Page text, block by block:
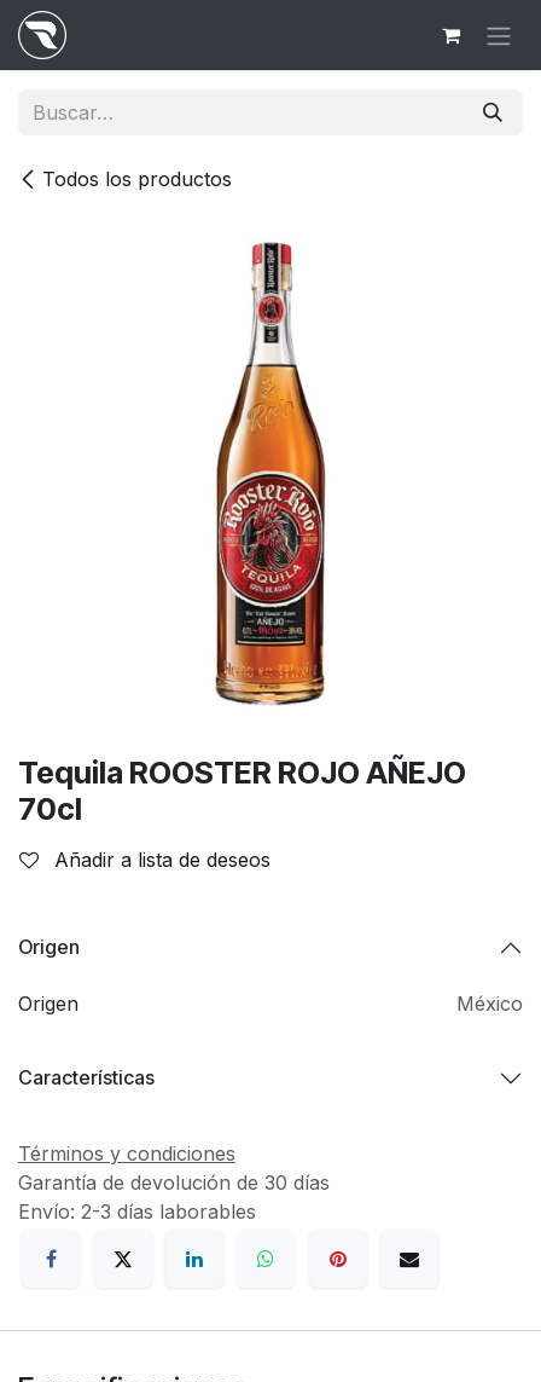
Ir al contenido
Todos los productos
Tequila ROOSTER ROJO AÑEJO
70cl
Añadir a lista de deseos
Origen
Origen México
Características
Términos y condiciones
Garantía de devolución de 30 días
Envío: 2-3 días laborables